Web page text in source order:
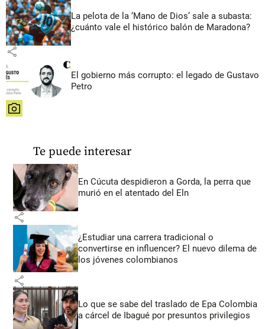
La pelota de la ‘Mano de Dios’ sale a subasta:
¿cuánto vale el histórico balón de Maradona?
share
El gobierno más corrupto: el legado de Gustavo
Petro
share
Te puede interesar
En Cúcuta despidieron a Gorda, la perra que
murió en el atentado del Eln
share
¿Estudiar una carrera tradicional o
convertirse en influencer? El nuevo dilema de
los jóvenes colombianos
share
Lo que se sabe del traslado de Epa Colombia
a cárcel de Ibagué por presuntos privilegios